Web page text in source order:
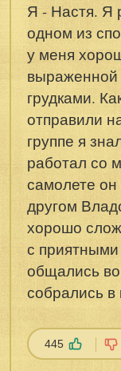
Я - Настя. Я
одном из
у меня
выраженной
грудками.
отправили
группе я
работал со
самолете
другом
хорошо
с
общались
собрались в
445